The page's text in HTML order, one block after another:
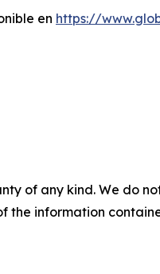
en https://
of any kind. We do
the information